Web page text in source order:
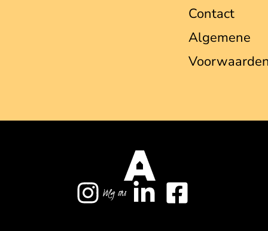
Contact
Algemene
Volg ons